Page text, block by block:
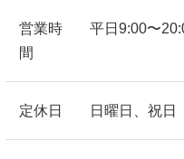
営業時
間
平日9:00〜
定休日 日曜日、祝日